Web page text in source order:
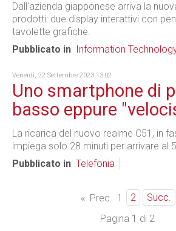
Dall'azienda giapponese arriva la
prodotti: due display interattivi con
tavolette grafiche.
Pubblicato in
Information
Venerdì, 22 Settembre 2023 13:02
Uno smartphone di
basso eppure
La ricarica del nuovo realme C51, in
impiega solo 28 minuti per arrivare al
Pubblicato in Telefonia
« Prec. 1 2 Succ.
Pagina 1 di 2